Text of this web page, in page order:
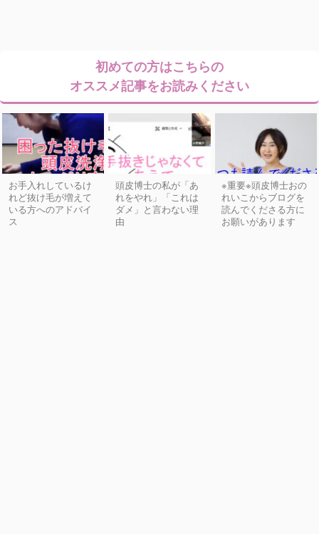
初めての方はこちらの
オススメ記事をお読みください
お手入れしているけ
れど抜け毛が増えて
いる方へのアドバイ
ス
頭皮博士の私が「あ
れをやれ」「これは
ダメ」と言わない理
由
※重要※頭皮博士おの
れいこからブログを
読んでくださる方に
お願いがあります